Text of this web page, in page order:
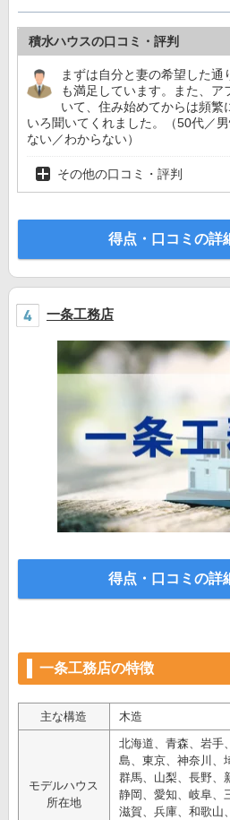
積水ハウスの口コミ・評判
まずは自分と妻の希望した
も満足しています。また、ア
いて、住み始めてからは頻繁
いろ聞いてくれました。（50代／
ない／わからない）
その他の口コミ・評判
得点・口コミの詳
一条工務店
得点・口コミの詳
一条工務店の特徴
主な構造 木造
モデルハウス
所在地
北海道、青森、岩手
島、東京、神奈川、
群馬、山梨、長野、
静岡、愛知、岐阜、
滋賀、兵庫、和歌山